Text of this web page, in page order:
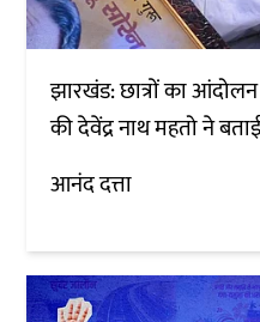
झारखंड: छात्रों का
की देवेंद्र नाथ महतो ने
आनंद दत्ता